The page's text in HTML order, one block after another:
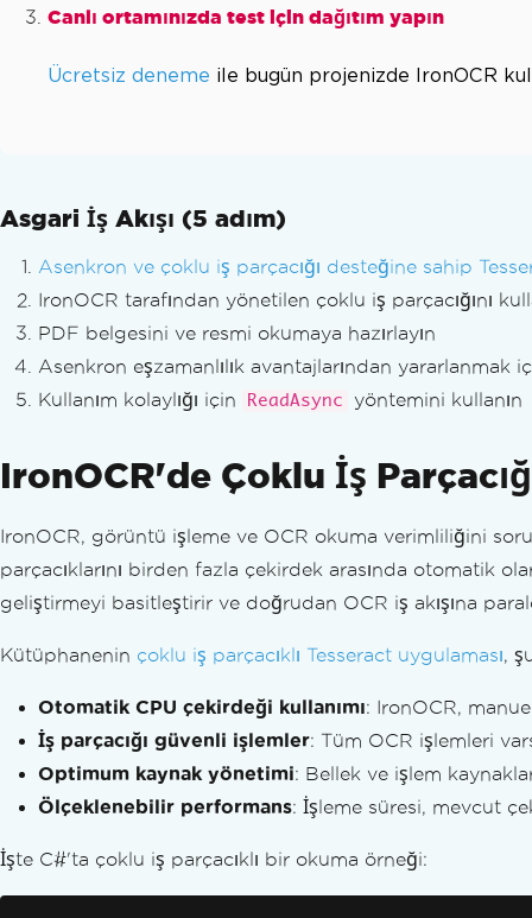
2 GB Üstü Büyük TIFF Dosyaları
Beklenmedik Beyaz Boşluklar
OCR Doğruluğunu Artırma
64-Bit Mimari
EnglishFast Hang on Large PDFs
Garbled Non-Latin PDF Text
OCR of TIFFs Over 2 GB
Dil Paketleri
Denklemler
Finansal Dil Paketi
Üzerinde Çizgi Olan Sıfırlar
Arap Rakamlar
İstisna Mesajları
Tesseract Yedek Mantığı
System.Drawing.Common Alternatifleri
IronOCR Çalışma Zamanları Klasörü
AVX olmayan CPU'larla SEHException
Azure Fonksiyonları Dağıtımı
Dilin dil paketi başarıyla açıldıktan sonra
Canlı ortamınızda test için dağıtım yapın
Ücretsiz deneme ile bugün projenizde IronOCR
Asgari İş Akışı (5 adım)
Asenkron ve çoklu iş parçacığı desteğine sahip
IronOCR tarafından yönetilen çoklu iş parçacığını
PDF belgesini ve resmi okumaya hazırlayın
Asenkron eşzamanlılık avantajlarından yararlanmak
Kullanım kolaylığı için
ReadAsync yöntemini kullanın
IronOCR'de Çoklu İş
IronOCR, görüntü işleme ve OCR okuma verimliliğini
parçacıklarını birden fazla çekirdek arasında otomatik
geliştirmeyi basitleştirir ve doğrudan OCR iş akışına
Kütüphanenin çoklu iş parçacıklı Tesseract uygulaması,
Otomatik CPU çekirdeği kullanımı: IronOCR,
İş parçacığı güvenli işlemler: Tüm OCR işlemleri
Optimum kaynak yönetimi: Bellek ve işlem
Ölçeklenebilir performans: İşleme süresi, mevcut
İşte C#'ta çoklu iş parçacıklı bir okuma örneği: